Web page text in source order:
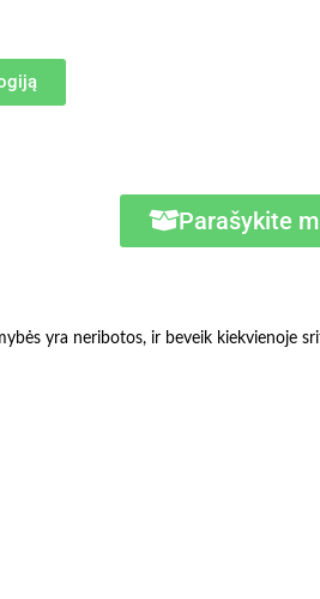
Parašykite
yra neribotos, ir beveik kiekvienoje